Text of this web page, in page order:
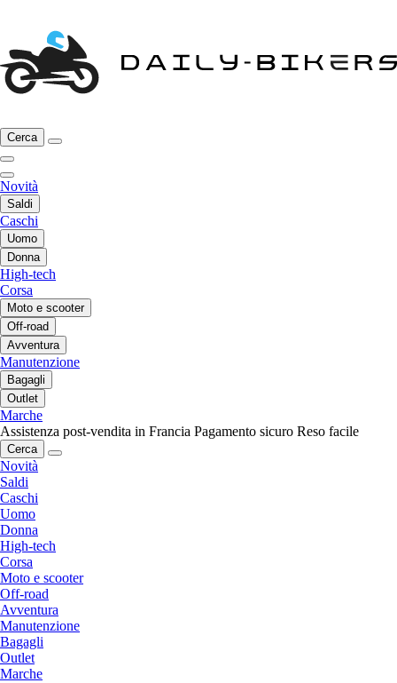
Cerca
Novità
Saldi
Caschi
Uomo
Donna
High-tech
Corsa
Moto e scooter
Off-road
Avventura
Manutenzione
Bagagli
Outlet
Marche
Assistenza post-vendita in Francia Pagamento sicuro Reso facile
Cerca
Novità
Saldi
Caschi
Uomo
Donna
High-tech
Corsa
Moto e scooter
Off-road
Avventura
Manutenzione
Bagagli
Outlet
Marche